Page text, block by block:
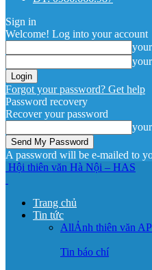
Sign in
Welcome! Log into your account
Forgot your password? Get help
Password recovery
Recover your password
A password will be e-mailed to
Hội thiên văn Hà Nội – HAS
Trang chủ
Tin tức
AllẢnh thiên văn
Tin báo chí